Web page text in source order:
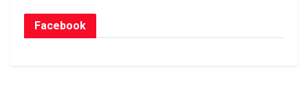
Facebook